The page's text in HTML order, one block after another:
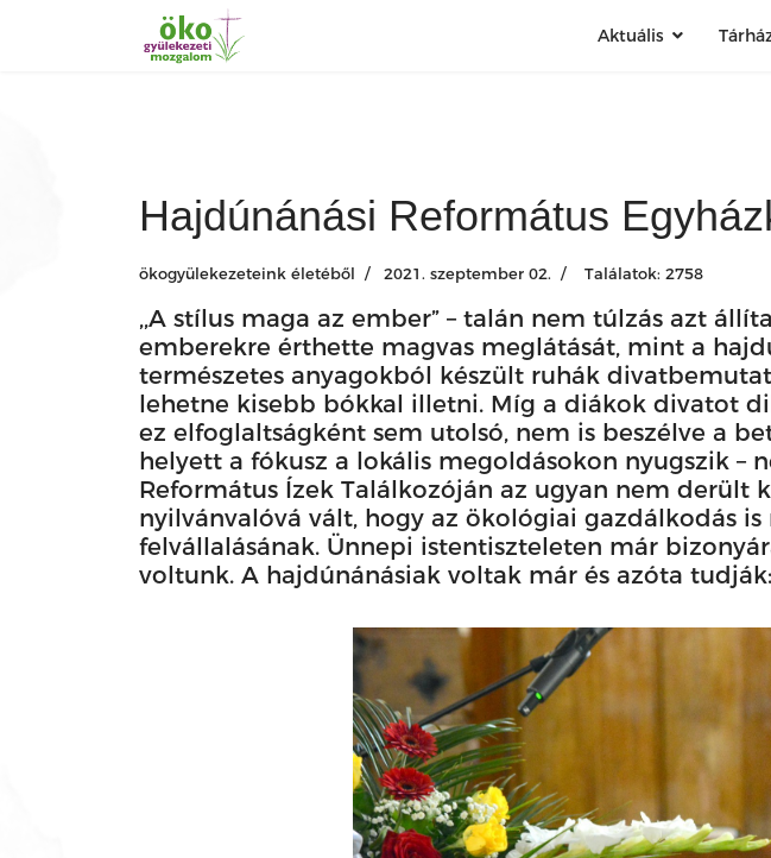
Aktuális
Hajdúnánási Református
ökogyülekezeteink életéből 2021. szeptember 02. Találatok: 2758
,,A stílus maga az ember” – talán nem túlzás azt
emberekre érthette magvas meglátását, mint a
természetes anyagokból készült ruhák
lehetne kisebb bókkal illetni. Míg a diákok divatot
ez elfoglaltságként sem utolsó, nem is beszélve a
helyett a fókusz a lokális megoldásokon nyugszik –
Református Ízek Találkozóján az ugyan nem derült
nyilvánvalóvá vált, hogy az ökológiai gazdálkodás
felvállalásának. Ünnepi istentiszteleten már
voltunk. A hajdúnánásiak voltak már és azóta